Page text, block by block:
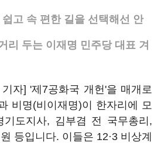
고 속 편한 길을 선택해선 안
리 두는 이재명 민주당 대표 겨
자] '제7공화국 개헌'을 매개로
비명(비이재명)이 한자리에 모
기도지사, 김부겸 전 국무총리,
등입니다. 이들은 12·3 비상계